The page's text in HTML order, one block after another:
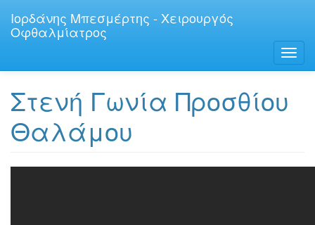
προς
Ιορδάνης Μπεσμέρτης - Χειρουργός
Οφθαλμίατρος
Στενή Γωνία Προσθίου
Θαλάμου